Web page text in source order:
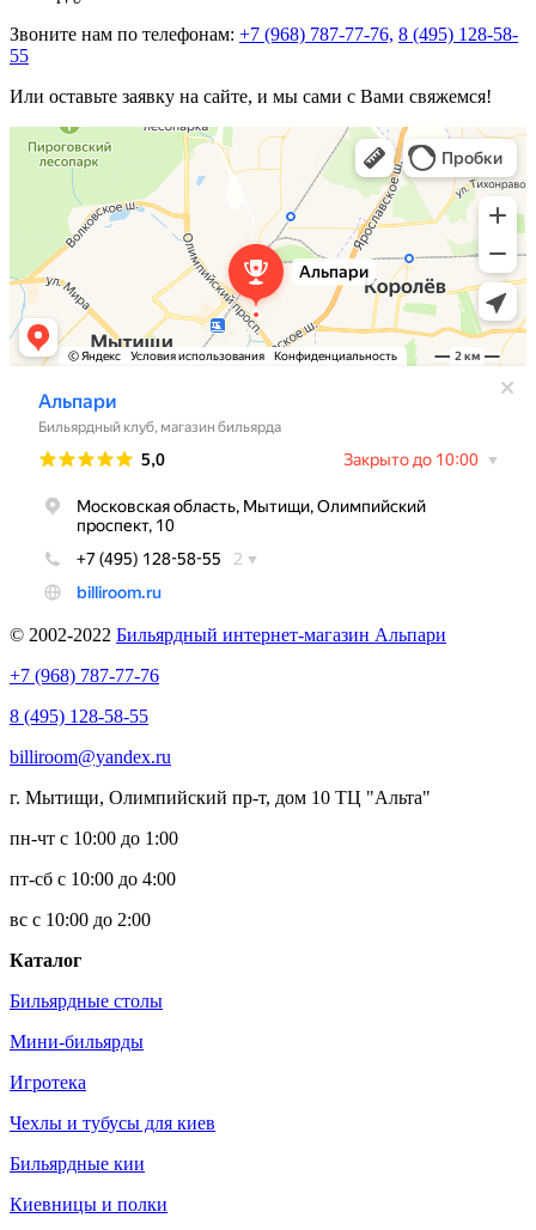
Звоните нам по телефонам: +7 (968) 787-77-76, 8 (495) 128-58-
55
Или оставьте заявку на сайте, и мы сами с Вами свяжемся!
© 2002-2022 Бильярдный интернет-магазин Альпари
+7 (968) 787-77-76
8 (495) 128-58-55
billiroom@yandex.ru
г. Мытищи, Олимпийский пр-т, дом 10 ТЦ "Альта"
пн-чт с 10:00 до 1:00
пт-сб с 10:00 до 4:00
вс с 10:00 до 2:00
Каталог
Бильярдные столы
Мини-бильярды
Игротека
Чехлы и тубусы для киев
Бильярдные кии
Киевницы и полки